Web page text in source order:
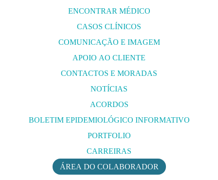
ENCONTRAR MÉDICO
CASOS CLÍNICOS
COMUNICAÇÃO E IMAGEM
APOIO AO CLIENTE
CONTACTOS E MORADAS
NOTÍCIAS
ACORDOS
BOLETIM EPIDEMIOLÓGICO INFORMATIVO
PORTFOLIO
CARREIRAS
ÁREA DO COLABORADOR